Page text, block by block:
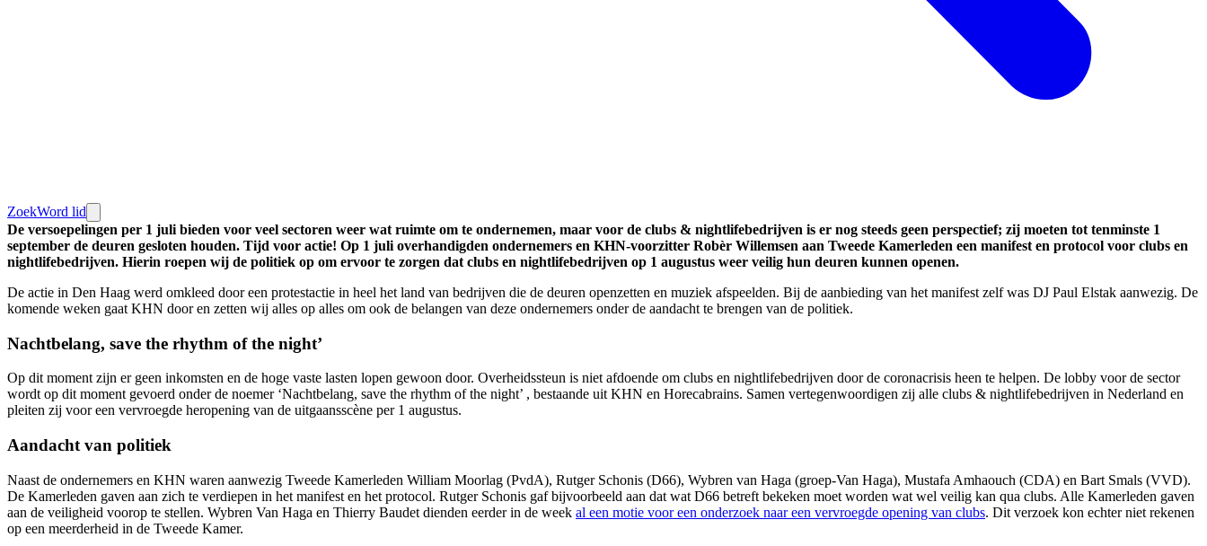
ZoekWord lid
De versoepelingen per 1 juli bieden voor veel sectoren weer wat ruimte om te ondernemen, maar voor de clubs & nightlifebedrijven is er nog steeds geen perspectief; zij moeten tot tenminste 1
september de deuren gesloten houden. Tijd voor actie! Op 1 juli overhandigden ondernemers en KHN-voorzitter Robèr Willemsen aan Tweede Kamerleden een manifest en protocol voor clubs en
nightlifebedrijven. Hierin roepen wij de politiek op om ervoor te zorgen dat clubs en nightlifebedrijven op 1 augustus weer veilig hun deuren kunnen openen.
De actie in Den Haag werd omkleed door een protestactie in heel het land van bedrijven die de deuren openzetten en muziek afspeelden. Bij de aanbieding van het manifest zelf was DJ Paul Elstak aanwezig. De
komende weken gaat KHN door en zetten wij alles op alles om ook de belangen van deze ondernemers onder de aandacht te brengen van de politiek.
Nachtbelang, save the rhythm of the night’
Op dit moment zijn er geen inkomsten en de hoge vaste lasten lopen gewoon door. Overheidssteun is niet afdoende om clubs en nightlifebedrijven door de coronacrisis heen te helpen. De lobby voor de sector
wordt op dit moment gevoerd onder de noemer ‘Nachtbelang, save the rhythm of the night’ , bestaande uit KHN en Horecabrains. Samen vertegenwoordigen zij alle clubs & nightlifebedrijven in Nederland en
pleiten zij voor een vervroegde heropening van de uitgaansscène per 1 augustus.
Aandacht van politiek
Naast de ondernemers en KHN waren aanwezig Tweede Kamerleden William Moorlag (PvdA), Rutger Schonis (D66), Wybren van Haga (groep-Van Haga), Mustafa Amhaouch (CDA) en Bart Smals (VVD).
De Kamerleden gaven aan zich te verdiepen in het manifest en het protocol. Rutger Schonis gaf bijvoorbeeld aan dat wat D66 betreft bekeken moet worden wat wel veilig kan qua clubs. Alle Kamerleden gaven
aan de veiligheid voorop te stellen. Wybren Van Haga en Thierry Baudet dienden eerder in de week al een motie voor een onderzoek naar een vervroegde opening van clubs. Dit verzoek kon echter niet rekenen
op een meerderheid in de Tweede Kamer.